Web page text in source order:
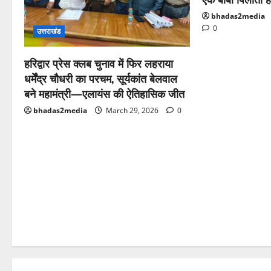
उत्तराखंड
हरिद्वार प्रेस क्लब चुनाव में फिर लहराया
धर्मेंद्र चौधरी का परचम, सूर्यकांत बेलवाल
बने महामंत्री—एलायंस की ऐतिहासिक जीत
bhadas2media March 29, 2026 0
bhadas2media
0